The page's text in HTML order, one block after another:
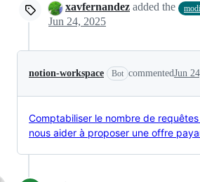
xavfernandez added the
Jun 24, 2025
notion-workspace Bot commentedJun
Comptabiliser le nombre de
nous aider à proposer une offre